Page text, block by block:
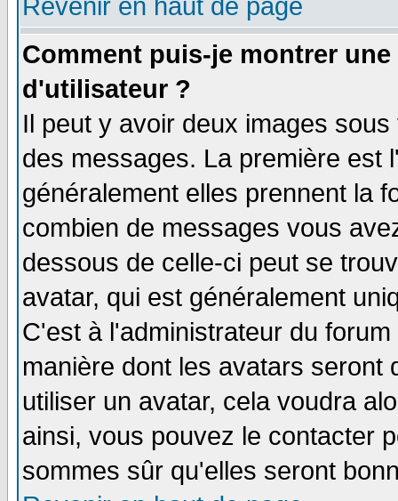
Revenir en haut de page
Comment puis-je montrer
d'utilisateur ?
Il peut y avoir deux images
des messages. La première est
généralement elles prennent la
combien de messages vous
dessous de celle-ci peut se
avatar, qui est généralement
C'est à l'administrateur du
manière dont les avatars seront
utiliser un avatar, cela voudra
ainsi, vous pouvez le contacter
sommes sûr qu'elles seront